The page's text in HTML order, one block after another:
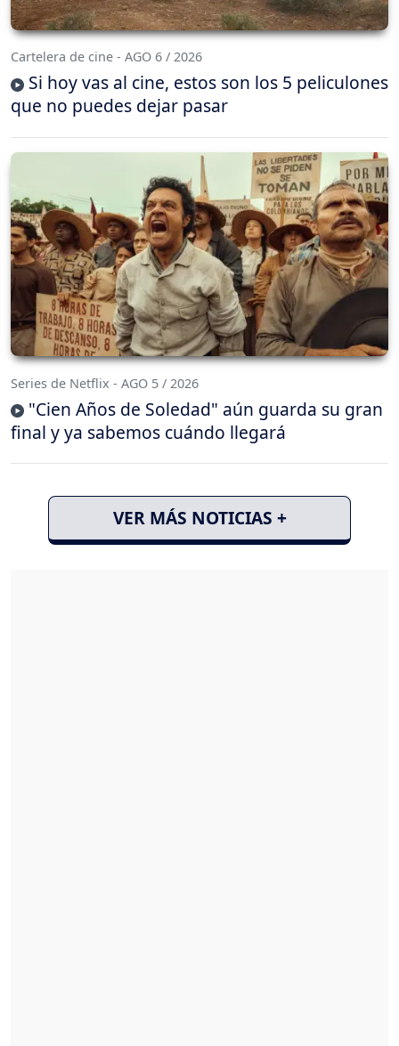
Cartelera de cine - AGO 6 / 2026
Si hoy vas al cine, estos son los 5 peliculones
que no puedes dejar pasar
Series de Netflix - AGO 5 / 2026
"Cien Años de Soledad" aún guarda su gran
final y ya sabemos cuándo llegará
VER MÁS NOTICIAS +